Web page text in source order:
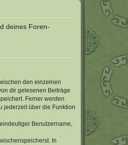
deines Foren-
den einzelnen
dir gelesenen Beiträge
Ferner werden
jederzeit über die Funktion
Benutzername,
In